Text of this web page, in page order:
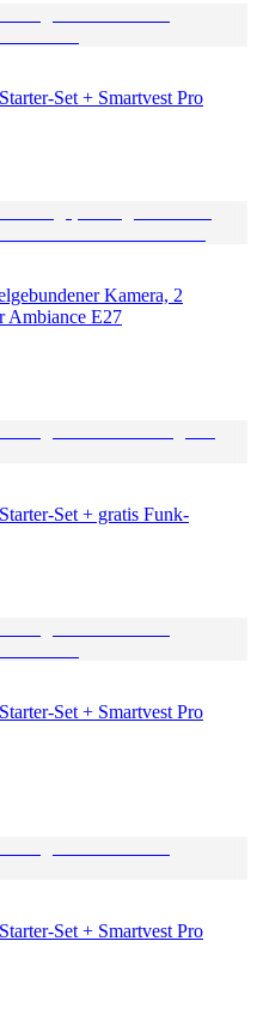
Set + Smartvest Pro
Kamera, 2
Ambiance E27
Set + gratis Funk-
Set + Smartvest Pro
Set + Smartvest Pro